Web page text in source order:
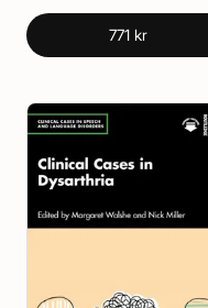
771 kr